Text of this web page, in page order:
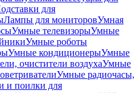
для
Лампы для мониторовУмная
Умные телевизорыУмные
Умные роботы
Умные кондиционерыУмные
очистители воздухаУмные
Умные радиочасы,
и поилки для